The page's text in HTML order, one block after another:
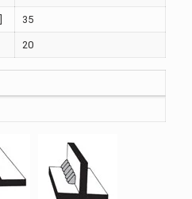
35
20